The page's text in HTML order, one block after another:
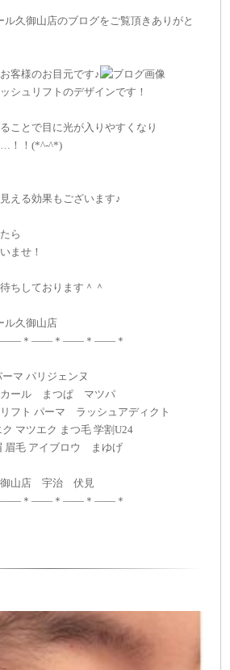
ル久御山店のブログをご覧頂きありがと
客様のお目元です♪
シュリフトのデザインです！
ことで目に光が入りやすくなり
…！！(*^-^*)
える効果もございます♪
ら
ませ！
ちしております＾＾
久御山店
＊——＊——＊——＊
マ パリジェンヌ
カール まつぱ マツパ
フト パーマ ラッシュアディクト
マツエク まつ毛 学割U24
眉毛 アイブロウ まゆげ
御山店 宇治 伏見
＊——＊——＊——＊